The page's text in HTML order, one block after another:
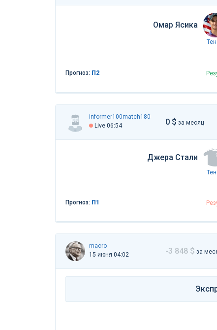
Омар Ясика
Прогноз: П2
informer100match180
Live 06:54
0 $ за месяц
Джера Стали
Прогноз: П1
macro
15 июня 04:02
-3 848 $ за